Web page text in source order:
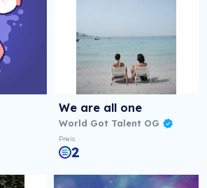
We are all one
World Got Talent OG
Preis
2